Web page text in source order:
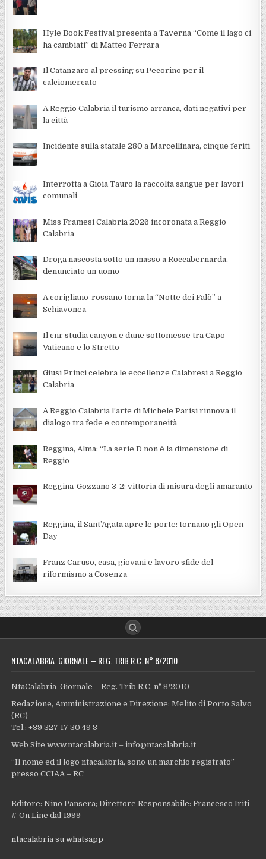
Hyle Book Festival presenta a Taverna “Come il lago ci
ha cambiati” di Matteo Ferrara
Il Catanzaro al pressing su Pecorino per il
calciomercato
A Reggio Calabria il turismo arranca, dati negativi per
la città
Incidente sulla statale 280 a Marcellinara, cinque feriti
Interrotta a Gioia Tauro la raccolta sangue per lavori
comunali
Miss Framesi Calabria 2026 incoronata a Reggio
Calabria
Droga nascosta sotto un masso a Roccabernarda,
denunciato un uomo
A corigliano-rossano torna la “Notte dei Falò” a
Schiavonea
Il cnr studia canyon e dune sottomesse tra Capo
Vaticano e lo Stretto
Giusi Princi celebra le eccellenze Calabresi a Reggio
Calabria
A Reggio Calabria l’arte di Michele Parisi rinnova il
dialogo tra fede e contemporaneità
Reggina, Alma: “La serie D non è la dimensione di
Reggio
Reggina-Gozzano 3-2: vittoria di misura degli amaranto
Reggina, il Sant’Agata apre le porte: tornano gli Open
Day
Franz Caruso, casa, giovani e lavoro sfide del
riformismo a Cosenza
NTACALABRIA GIORNALE – REG. TRIB R.C. N° 8/2010
NtaCalabria Giornale – Reg. Trib R.C. n° 8/2010
Redazione, Amministrazione e Direzione: Melito di Porto Salvo
(RC)
Tel.: +39 327 17 30 49 8
Web Site www.ntacalabria.it – info@ntacalabria.it
“Il nome ed il logo ntacalabria, sono un marchio registrato”
presso CCIAA – RC
Editore: Nino Pansera; Direttore Responsabile: Francesco Iriti
# On Line dal 1999
ntacalabria su whatsapp